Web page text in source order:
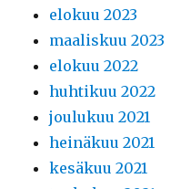
elokuu 2023
maaliskuu 2023
elokuu 2022
huhtikuu 2022
joulukuu 2021
heinäkuu 2021
kesäkuu 2021